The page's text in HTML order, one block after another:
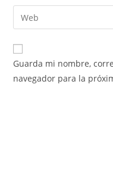
de
usuario
para
comentar
dirección
de
electrónico
para
comentar
Introduce
la
URL
de
Guarda mi nombre,
navegador para la